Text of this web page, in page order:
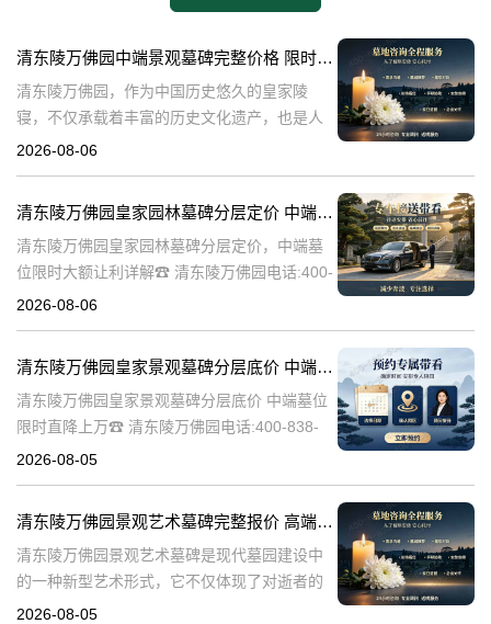
清东陵万佛园中端景观墓碑完整价格 限时减免多年管理费详解
清东陵万佛园，作为中国历史悠久的皇家陵
寝，不仅承载着丰富的历史文化遗产，也是人
们缅怀先人、寄托哀思的重要场所。近年来，
清
2026-08-06
清东陵万佛园皇家园林墓碑分层定价 中端墓位限时大额让利详解
清东陵万佛园皇家园林墓碑分层定价，中端墓
位限时大额让利详解☎ 清东陵万佛园电话:400-
838-5063清东陵万佛园，作为中国历史上著名
2026-08-06
清东陵万佛园皇家景观墓碑分层底价 中端墓位限时直降上万
清东陵万佛园皇家景观墓碑分层底价 中端墓位
限时直降上万☎ 清东陵万佛园电话:400-838-
5063清东陵万佛园，作为中国历史上著名的皇
2026-08-05
清东陵万佛园景观艺术墓碑完整报价 高端墓型大额直降活动详解
清东陵万佛园景观艺术墓碑是现代墓园建设中
的一种新型艺术形式，它不仅体现了对逝者的
尊重和缅怀，更是一种文化艺术的传承。本文
2026-08-05